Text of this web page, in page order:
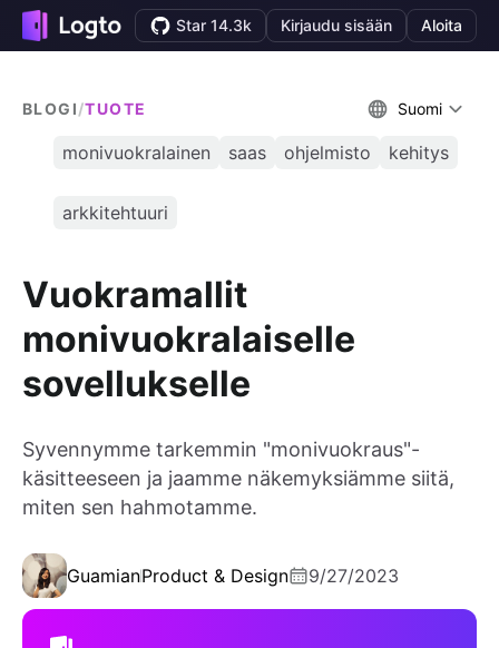
Star 14.3k Kirjaudu sisään Aloita
BLOGI/TUOTE Suomi
monivuokralainen saas ohjelmisto kehitys
arkkitehtuuri
Vuokramallit
monivuokralaiselle
sovellukselle
Syvennymme tarkemmin "monivuokraus"-
käsitteeseen ja jaamme näkemyksiämme siitä,
miten sen hahmotamme.
GuamianProduct & Design 9/27/2023